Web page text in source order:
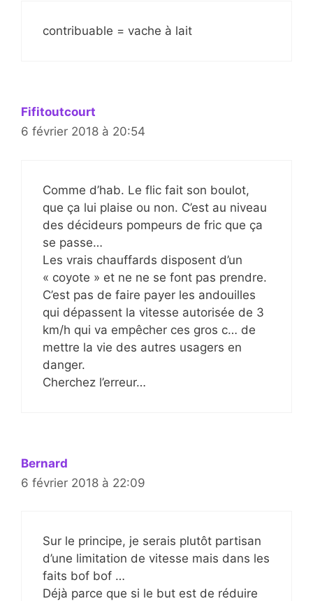
contribuable = vache à lait
Fifitoutcourt
6 février 2018 à 20:54
Comme d’hab. Le flic fait son boulot,
que ça lui plaise ou non. C’est au niveau
des décideurs pompeurs de fric que ça
se passe…
Les vrais chauffards disposent d’un
« coyote » et ne ne se font pas prendre.
C’est pas de faire payer les andouilles
qui dépassent la vitesse autorisée de 3
km/h qui va empêcher ces gros c… de
mettre la vie des autres usagers en
danger.
Cherchez l’erreur…
Bernard
6 février 2018 à 22:09
Sur le principe, je serais plutôt partisan
d’une limitation de vitesse mais dans les
faits bof bof …
Déjà parce que si le but est de réduire